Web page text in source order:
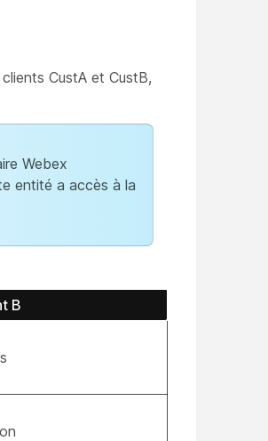
CustA et CustB,
Webex
entité a accès à la
B